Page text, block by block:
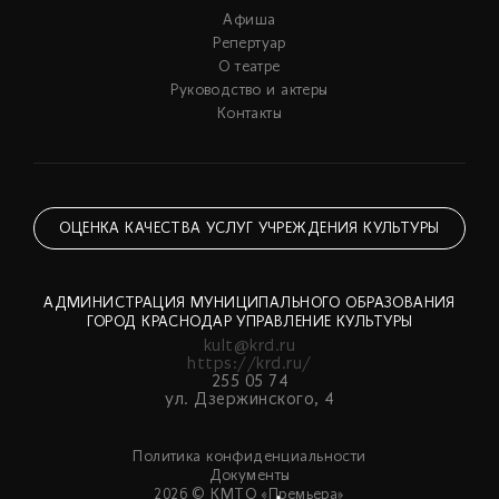
Афиша
Репертуар
О театре
Руководство и актеры
Контакты
ОЦЕНКА КАЧЕСТВА УСЛУГ УЧРЕЖДЕНИЯ КУЛЬТУРЫ
АДМИНИСТРАЦИЯ МУНИЦИПАЛЬНОГО ОБРАЗОВАНИЯ
ГОРОД КРАСНОДАР УПРАВЛЕНИЕ КУЛЬТУРЫ
kult@krd.ru
https://krd.ru/
255 05 74
ул. Дзержинского, 4
Политика конфиденциальности
Документы
2026 © КМТО «Премьера»